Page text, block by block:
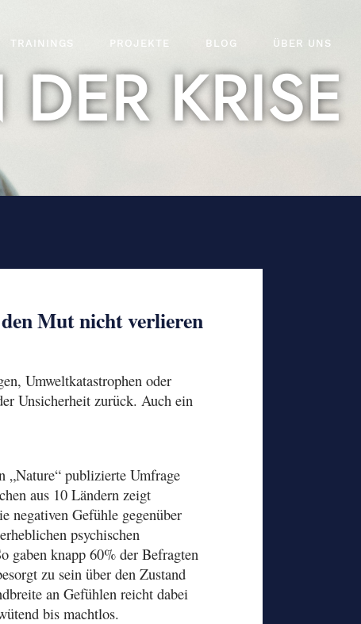
TRAININGS PROJEKTE BLOG ÜBER UNS
KRISE
Mut nicht verlieren
Umweltkatastrophen oder
Unsicherheit zurück. Auch ein
„Nature“ publizierte Umfrage
aus 10 Ländern zeigt
negativen Gefühle gegenüber
psychischen
gaben knapp 60% der Befragten
zu sein über den Zustand
an Gefühlen reicht dabei
bis machtlos.